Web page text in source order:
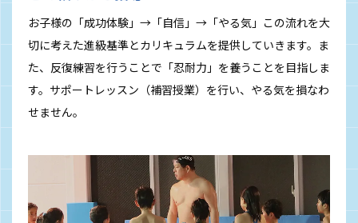
お子様の「成功体験」→「自信」→「やる気」この流れを大
切に考えた進級基準とカリキュラムを提供していきます。ま
た、反復練習を行うことで「忍耐力」を養うことを目指しま
す。サポートレッスン（補習授業）を行い、やる気を損なわ
せません。